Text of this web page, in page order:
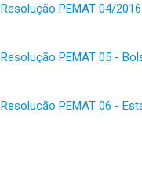
Resolução PEMAT 04/
Resolução PEMAT 05 -
Resolução PEMAT 06 -